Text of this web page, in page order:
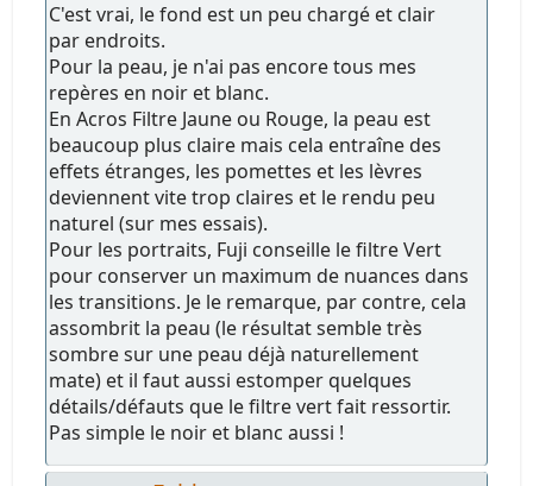
C'est vrai, le fond est un peu chargé et clair
par endroits.
Pour la peau, je n'ai pas encore tous mes
repères en noir et blanc.
En Acros Filtre Jaune ou Rouge, la peau est
beaucoup plus claire mais cela entraîne des
effets étranges, les pomettes et les lèvres
deviennent vite trop claires et le rendu peu
naturel (sur mes essais).
Pour les portraits, Fuji conseille le filtre Vert
pour conserver un maximum de nuances dans
les transitions. Je le remarque, par contre, cela
assombrit la peau (le résultat semble très
sombre sur une peau déjà naturellement
mate) et il faut aussi estomper quelques
détails/défauts que le filtre vert fait ressortir.
Pas simple le noir et blanc aussi !